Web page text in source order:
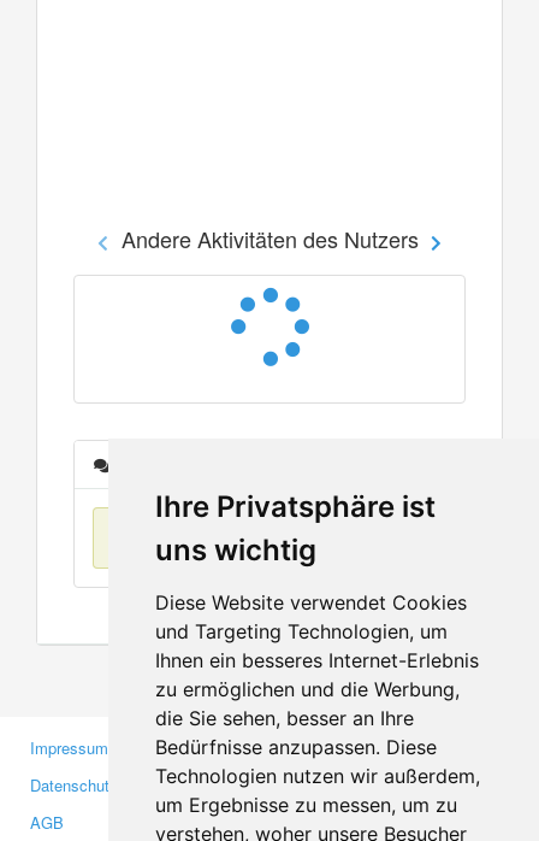
Ihre Privatsphäre ist
uns wichtig
Diese Website verwendet Cookies
und Targeting Technologien, um
Ihnen ein besseres Internet-Erlebnis
zu ermöglichen und die Werbung,
die Sie sehen, besser an Ihre
Bedürfnisse anzupassen. Diese
Technologien nutzen wir außerdem,
um Ergebnisse zu messen, um zu
verstehen, woher unsere Besucher
Andere Aktivitäten des Nutzers
Keine Einträge
Impressum
Datenschutzerklärung
AGB
Gewerbetreibende
Investoren